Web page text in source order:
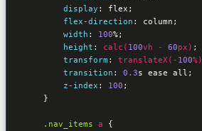
display : flex ;
flex-direction : column ;
width : 100%;
height : calc( 100vh - 60px) ;
transform : translateX(- 100%)
transition : 0.3s ease all ;
z-index : 100 ;
}
.nav_items a
{